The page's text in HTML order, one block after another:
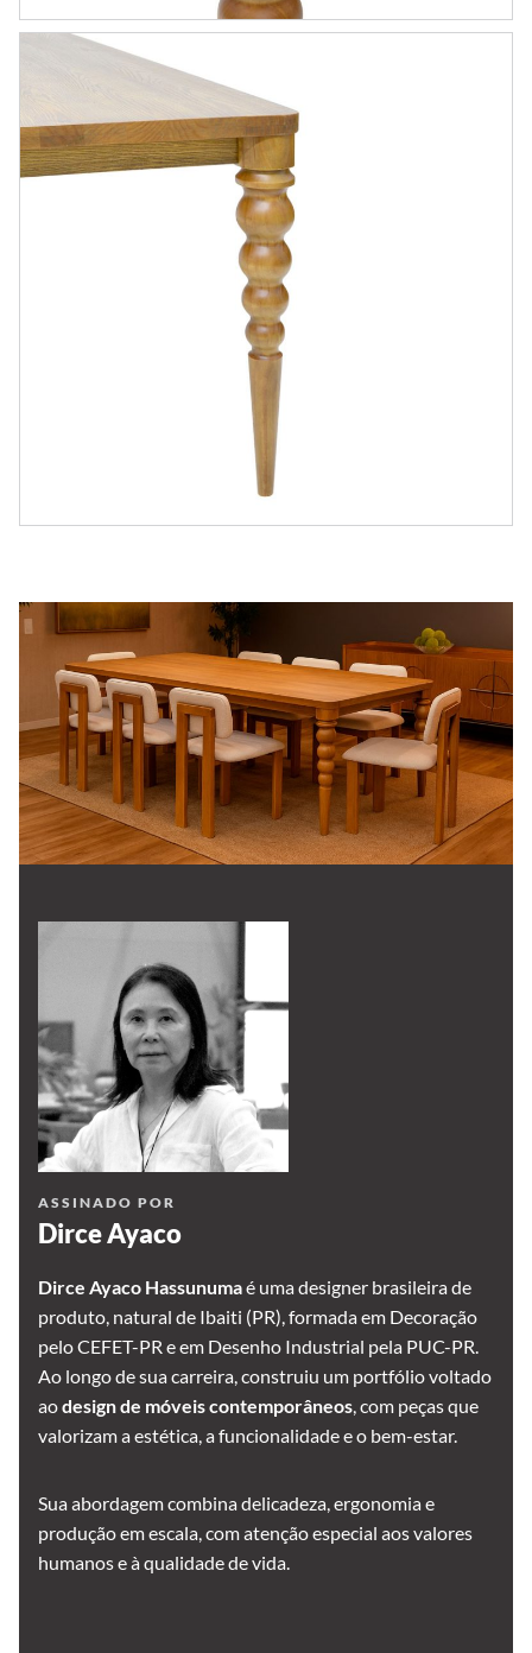
ASSINADO POR
Dirce Ayaco
Dirce Ayaco Hassunumaé uma designer brasileira de
produto, natural de Ibaiti (PR), formada em Decoração
pelo CEFET-PR e em Desenho Industrial pela PUC-PR.
Ao longo de sua carreira, construiu um portfólio voltado
aodesign de móveis contemporâneos, com peças que
valorizam a estética, a funcionalidade e o bem-estar.
Sua abordagem combina delicadeza, ergonomia e
produção em escala, com atenção especial aos valores
humanos e à qualidade de vida.